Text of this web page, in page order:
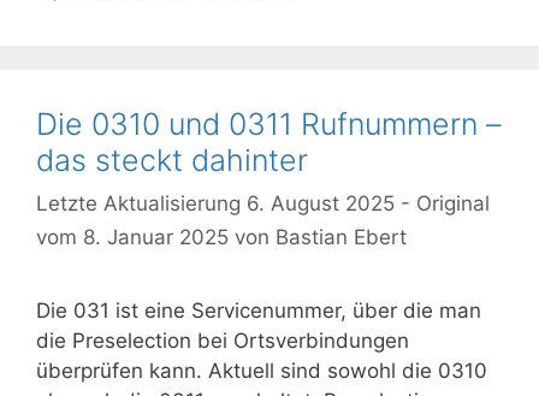
Die 0310 und 0311 Rufnummern –
das steckt dahinter
6. August 2025
8. Januar 2025 von Bastian Ebert
Die 031 ist eine Servicenummer, über die man
die Preselection bei Ortsverbindungen
überprüfen kann. Aktuell sind sowohl die 0310